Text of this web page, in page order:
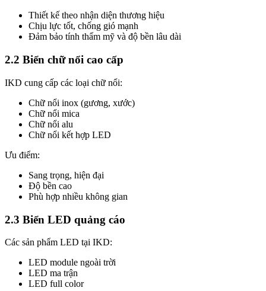
Thiết kế theo nhận diện thương hiệu
Chịu lực tốt, chống gió mạnh
Đảm bảo tính thẩm mỹ và độ bền lâu dài
2.2 Biển chữ nổi cao cấp
IKD cung cấp các loại chữ nổi:
Chữ nổi inox (gương, xước)
Chữ nổi mica
Chữ nổi alu
Chữ nổi kết hợp LED
Ưu điểm:
Sang trọng, hiện đại
Độ bền cao
Phù hợp nhiều không gian
2.3 Biển LED quảng cáo
Các sản phẩm LED tại IKD:
LED module ngoài trời
LED ma trận
LED full color